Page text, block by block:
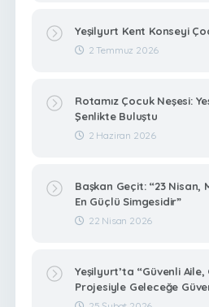
Yeşilyurt Kent Konseyi
2 Temmuz 2026
Rotamız Çocuk Neşesi:
Şenlikte Buluştu
2 Haziran 2026
Başkan Geçit: “23 Nisan,
En Güçlü Simgesidir”
22 Nisan 2026
Yeşilyurt’ta “Güvenli Aile,
Projesiyle Geleceğe